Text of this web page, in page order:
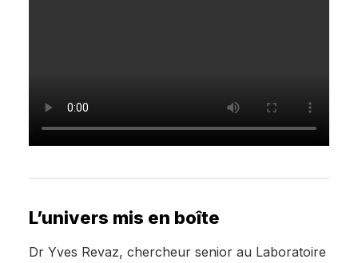
L’univers mis en boîte
Dr Yves Revaz, chercheur senior au Laboratoire